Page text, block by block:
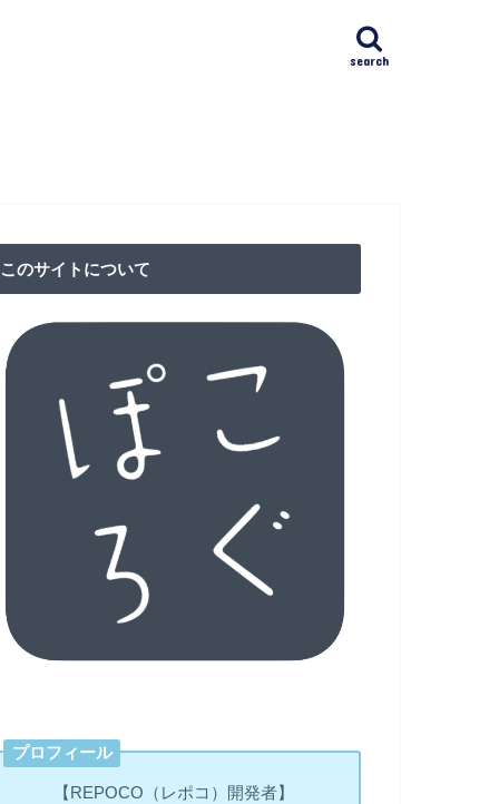
search
このサイトについて
プロフィール
【REPOCO（レポコ）開発者】